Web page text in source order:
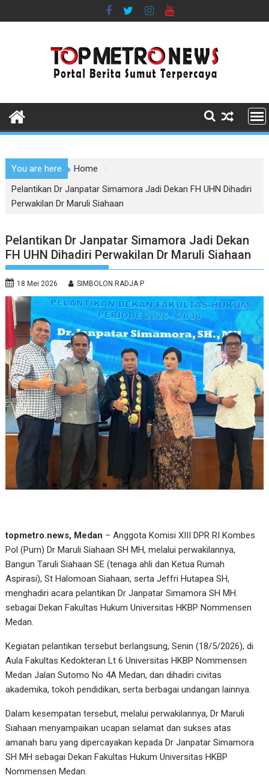
to
You are here
Home
Pelantikan Dr Janpatar Simamora Jadi Dekan FH UHN Dihadiri
Perwakilan Dr Maruli Siahaan
Pelantikan Dr Janpatar Simamora Jadi Dekan
FH UHN Dihadiri Perwakilan Dr Maruli Siahaan
18 Mei 2026 SIMBOLON RADJA P
topmetro.news, Medan – Anggota Komisi XIII DPR RI Kombes
Pol (Purn) Dr Maruli Siahaan SH MH, melalui perwakilannya,
Bangun Taruli Siahaan SE (tenaga ahli dan Ketua Rumah
Aspirasi), St Halomoan Siahaan, serta Jeffri Hutapea SH,
menghadiri acara pelantikan Dr Janpatar Simamora SH MH.
sebagai Dekan Fakultas Hukum Universitas HKBP Nommensen
Medan.
Kegiatan pelantikan tersebut berlangsung, Senin (18/5/2026), di
Aula Fakultas Kedokteran Lt 6 Universitas HKBP Nommensen
Medan Jalan Sutomo No 4A Medan, dan dihadiri civitas
akademika, tokoh pendidikan, serta berbagai undangan lainnya.
Dalam kesempatan tersebut, melalui perwakilannya, Dr Maruli
Siahaan menyampaikan ucapan selamat dan sukses atas
amanah baru yang dipercayakan kepada Dr Janpatar Simamora
SH MH sebagai Dekan Fakultas Hukum Universitas HKBP
Nommensen Medan.